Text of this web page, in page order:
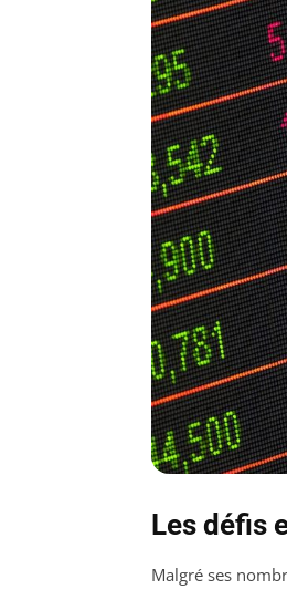
Les défis
Malgré ses